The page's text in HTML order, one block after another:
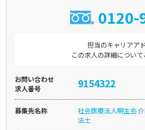
0120-
担当のキャリアア
この求人の詳細につい
お問い合わせ
求人番号
9154322
募集先名称
社会医療法人明生会
法士